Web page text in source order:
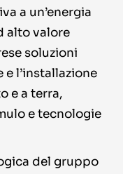
a un’energia
alto valore
soluzioni
l’installazione
e a terra,
e tecnologie
del gruppo